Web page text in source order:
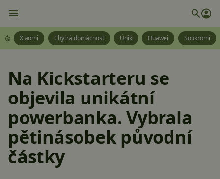
Xiaomi Chytrá domácnost Únik Huawei Soukromí
Na Kickstarteru se
objevila unikátní
powerbanka. Vybrala
pětinásobek původní
částky